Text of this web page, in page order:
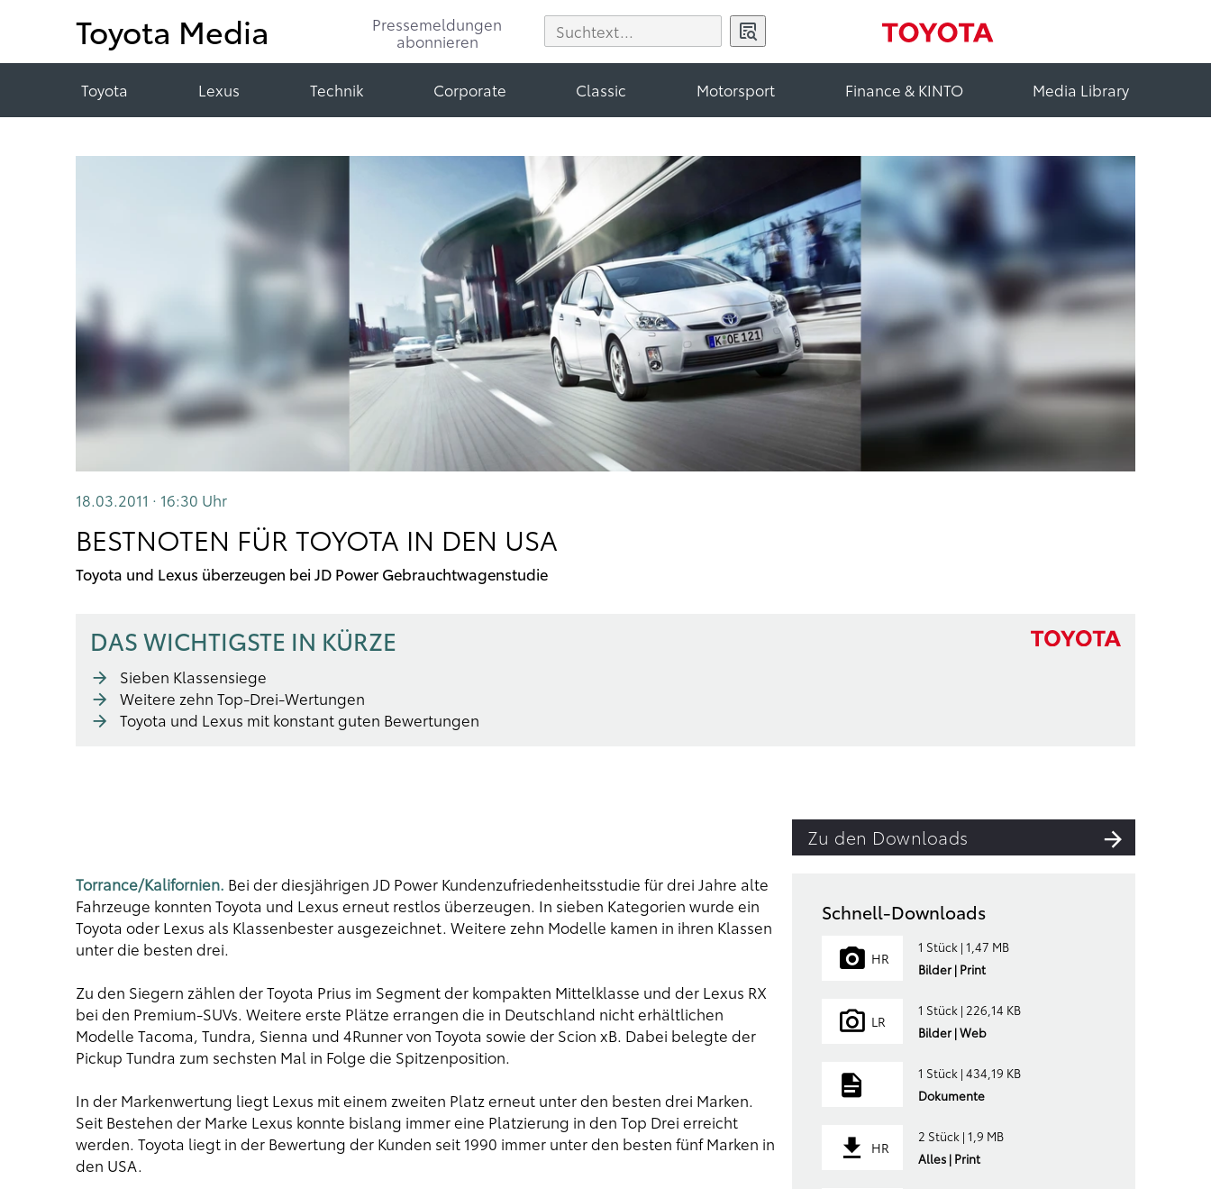
Toyota Media
Pressemeldungen
abonnieren
Toyota Lexus Technik Corporate Classic Motorsport Finance & KINTO Media Library
18.03.2011 · 16:30 Uhr
BESTNOTEN FÜR TOYOTA IN DEN USA
Toyota und Lexus überzeugen bei JD Power Gebrauchtwagenstudie
DAS WICHTIGSTE IN KÜRZE
Sieben Klassensiege
Weitere zehn Top-Drei-Wertungen
Toyota und Lexus mit konstant guten Bewertungen
Zu den Downloads
Torrance/Kalifornien. Bei der diesjährigen JD Power Kundenzufriedenheitsstudie für drei Jahre alte
Fahrzeuge konnten Toyota und Lexus erneut restlos überzeugen. In sieben Kategorien wurde ein
Toyota oder Lexus als Klassenbester ausgezeichnet. Weitere zehn Modelle kamen in ihren Klassen
unter die besten drei.
Zu den Siegern zählen der Toyota Prius im Segment der kompakten Mittelklasse und der Lexus RX
bei den Premium-SUVs. Weitere erste Plätze errangen die in Deutschland nicht erhältlichen
Modelle Tacoma, Tundra, Sienna und 4Runner von Toyota sowie der Scion xB. Dabei belegte der
Pickup Tundra zum sechsten Mal in Folge die Spitzenposition.
In der Markenwertung liegt Lexus mit einem zweiten Platz erneut unter den besten drei Marken.
Seit Bestehen der Marke Lexus konnte bislang immer eine Platzierung in den Top Drei erreicht
werden. Toyota liegt in der Bewertung der Kunden seit 1990 immer unter den besten fünf Marken in
den USA.
Schnell-Downloads
HR
1 Stück | 1,47 MB
Bilder | Print
LR
1 Stück | 226,14 KB
Bilder | Web
1 Stück | 434,19 KB
Dokumente
HR
2 Stück | 1,9 MB
Alles | Print